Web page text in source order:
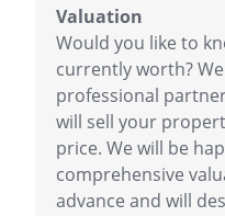
Valuation
Would you like to
currently worth?
professional
will sell your
price. We will be
comprehensive
advance and will